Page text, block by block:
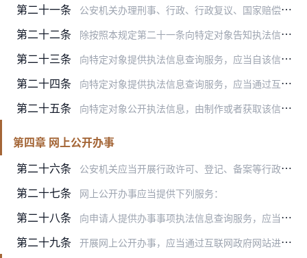
第二十一条
公安机关办理刑事、行政、行政复议、国家赔偿等案件，或者开展行政管理活动，法律、法规、规章和其他规范性文件规定向特定对象告知执法信息的，应当依照有关规定执行。
第二十二条 除按照本规定第二十一条向特定对象告知执法信息外，公安机关应当通过提供查询的方式，向报案或者控告的被害人、被侵害人或者其监护人、家属公开下列执法信息：
第二十三条 向特定对象提供执法信息查询服务，应当自该信息形成或者变更之日起5个工作日内进行。法律、法规和规范性文件对期限另有规定的，从其规定。
第二十四条 向特定对象提供执法信息查询服务，应当通过互联网政府公开平台进行，同时可以通过移动客户端、自助终端等方式进行。
第二十五条 向特定对象公开执法信息，由制作或者获取该信息的内设机构或者派出机构负责。
第四章 网上公开办事
第二十六条
公安机关应当开展行政许可、登记、备案等行政管理事项的网上办理。
第二十七条 网上公开办事应当提供下列服务：
第二十八条 向申请人提供办事事项执法信息查询服务，应当自该信息形成或者变更之日起5个工作日内进行。法律、法规、规章和其他规范性文件另有规定的，从其规定。
第二十九条 开展网上公开办事，应当通过互联网政府网站进行，同时可以通过移动客户端、自助终端等方式进行。